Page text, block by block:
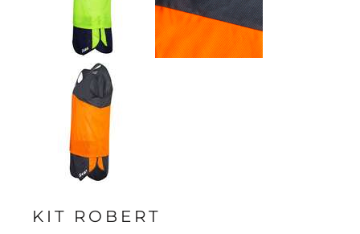
KIT ROBERT